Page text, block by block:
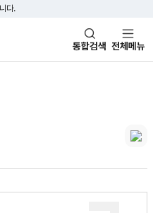
다.
통합검색 전체메뉴